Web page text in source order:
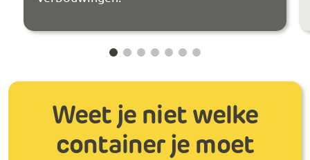
Weet je niet welke
container je moet